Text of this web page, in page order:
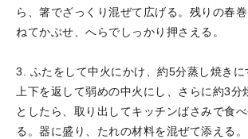
ら、箸でざっくり混ぜて広げる。残りの春
ねてかぶせ、へらでしっかり押さえる。
3. ふたをして中火にかけ、約5分蒸し焼きに
上下を返して弱めの中火にし、さらに約3分
としたら、取り出してキッチンばさみで食
る。器に盛り、たれの材料を混ぜて添える。